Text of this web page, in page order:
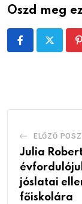
Oszd meg
ELŐZŐ
Julia
jóslatai
főiskolára